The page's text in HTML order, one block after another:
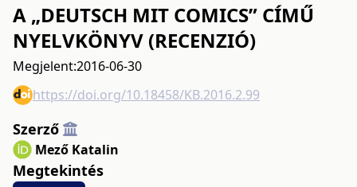
A „DEUTSCH MIT COMICS” CÍMŰ
NYELVKÖNYV (RECENZIÓ)
Megjelent:2016-06-30
https://doi.org/10.18458/KB.2016.2.99
Szerző
Mező Katalin
Megtekintés